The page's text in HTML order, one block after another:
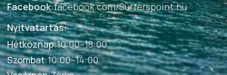
Facebook:facebook.com/Surferspoint.hu
Nyitvatartás:
Hétköznap:10:00–18:00
Szombat:10:00–14:00